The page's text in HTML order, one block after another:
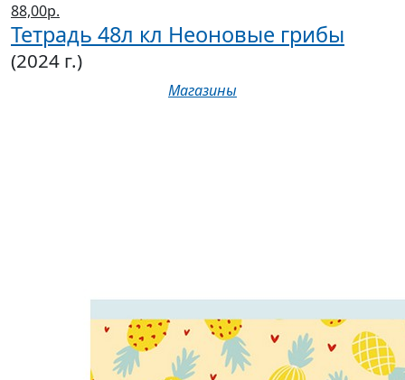
88,00р.
Тетрадь 48л кл Неоновые грибы
(2024 г.)
Магазины